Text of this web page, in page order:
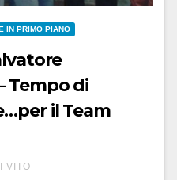
IN PRIMO PIANO
Tempo di
il Team
VITO